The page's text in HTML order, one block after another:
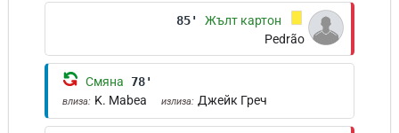
85'
Жълт картон
Pedrão
Смяна 78'
влиза: K. Mabea излиза: Джейк Греч